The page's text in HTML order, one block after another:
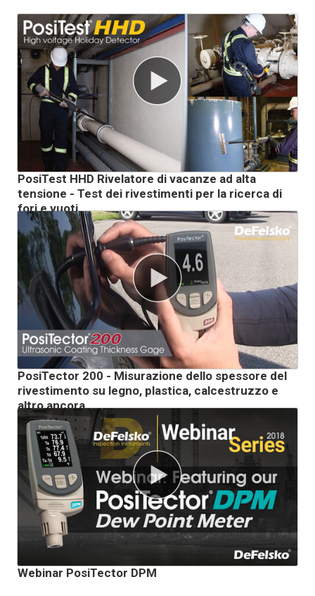
PosiTest HHD Rivelatore di vacanze ad alta
tensione - Test dei rivestimenti per la ricerca di
fori e vuoti
PosiTector 200 - Misurazione dello spessore del
rivestimento su legno, plastica, calcestruzzo e
altro ancora
Webinar PosiTector DPM